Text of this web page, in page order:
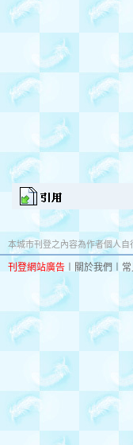
本城市刊登之內容為作者個人
刊登網站廣告 關於我們